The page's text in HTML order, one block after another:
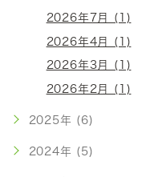
2026年7月 (1)
2026年4月 (1)
2026年3月 (1)
2026年2月 (1)
2025年 (6)
2024年 (5)